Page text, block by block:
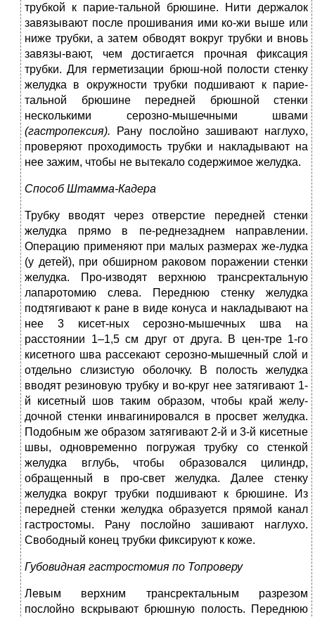
трубкой к парие-тальной брюшине. Нити держалок
завязывают после прошивания ими ко-жи выше или
ниже трубки, а затем обводят вокруг трубки и вновь
завязы-вают, чем достигается прочная фиксация
трубки. Для герметизации брюш-ной полости стенку
желудка в окружности трубки подшивают к парие-
тальной брюшине передней брюшной стенки
несколькими серозно-мышечными швами
(гастропексия).
Рану послойно зашивают наглухо,
проверяют проходимость трубки и накладывают на
нее зажим, чтобы не вытекало содержимое желудка.
Способ Штамма-Кадера
Трубку вводят через отверстие передней стенки
желудка прямо в пе-реднезаднем направлении.
Операцию применяют при малых размерах же-лудка
(у детей), при обширном раковом поражении стенки
желудка. Про-изводят верхнюю трансректальную
лапаротомию слева. Переднюю стенку желудка
подтягивают к ране в виде конуса и накладывают на
нее 3 кисет-ных серозно-мышечных шва на
расстоянии 1–1,5 см друг от друга. В цен-тре 1-го
кисетного шва рассекают серозно-мышечный слой и
отдельно слизистую оболочку. В полость желудка
вводят резиновую трубку и во-круг нее затягивают 1-
й кисетный шов таким образом, чтобы край желу-
дочной стенки инвагинировался в просвет желудка.
Подобным же образом затягивают 2-й и 3-й кисетные
швы, одновременно погружая трубку со стенкой
желудка вглубь, чтобы образовался цилиндр,
обращенный в про-свет желудка. Далее стенку
желудка вокруг трубки подшивают к брюшине. Из
передней стенки желудка образуется прямой канал
гастростомы. Рану послойно зашивают наглухо.
Свободный конец трубки фиксируют к коже.
Губовидная гастростомия по Топроверу
Левым верхним трансректальным разрезом
послойно вскрывают брюшную полость. Переднюю